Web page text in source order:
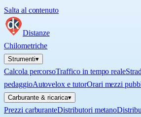
Salta al contenuto
Distanze
Chilometriche
Strumenti▾
Calcola percorsoTraffico in tempo reale
pedaggioAutovelox e tutorOrari mezzi
Carburante & ricarica▾
Prezzi carburanteDistributori metano